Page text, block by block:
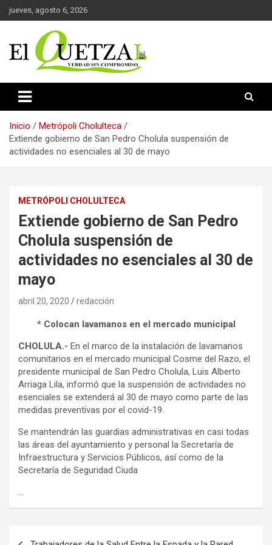
Saltar
al
jueves, agosto 6, 2026
El Quetzal de Cholula
Inicio
Metrópoli Cholulteca
Extiende gobierno de San Pedro Cholula suspensión de
actividades no esenciales al 30 de mayo
METRÓPOLI CHOLULTECA
Extiende gobierno de San Pedro
Cholula suspensión de
actividades no esenciales al 30 de
mayo
abril 20, 2020 redacción
* Colocan lavamanos en el mercado municipal
CHOLULA.- En el marco de la instalación de lavamanos
comunitarios en el mercado municipal Cosme del Razo, el
presidente municipal de San Pedro Cholula, Luis Alberto
Arriaga Lila, informó que la suspensión de actividades no
esenciales se extenderá al 30 de mayo como parte de las
medidas preventivas por el covid-19.
Se mantendrán las guardias administrativas en casi todas
las áreas del ayuntamiento y personal la Secretaría de
Infraestructura y Servicios Públicos, así como de la
Secretaría de Seguridad Ciuda
…